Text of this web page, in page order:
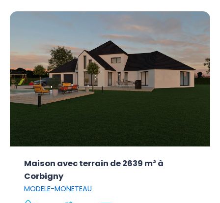
Maison avec terrain de 2639 m² à
Corbigny
MODELE-MONETEAU